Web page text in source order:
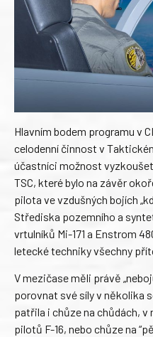
Hlavním bodem programu v
celodenní činnost v
účastníci možnost
TSC, které bylo na závěr
pilota ve vzdušných bojích
Střediska pozemního a
vrtulníků Mi-171 a Enstrom
letecké techniky všechny
V mezičase měli právě
porovnat své síly v několika
patřila i chůze na chůdách, v
pilotů F-16, nebo chůze na